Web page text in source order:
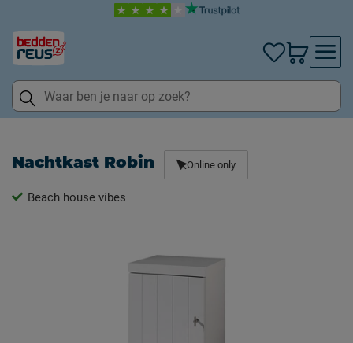
Nachtkast Robin Online only
Beach house vibes